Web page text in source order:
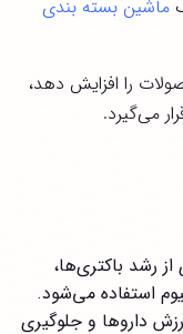
ماشین بسته بندی
را افزایش دهد،
می‌گیرد.
رشد باکتری‌ها،
استفاده می‌شود.
داروها و جلوگیری